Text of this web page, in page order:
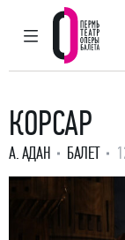
ГЛАВНОЕ МЕНЮ
КОРСАР
А. АДАН БАЛЕТ